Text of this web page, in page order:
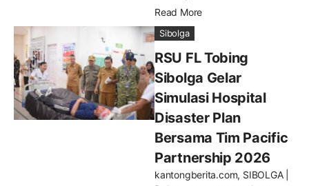
Read More
Sibolga
RSU FL Tobing
Sibolga Gelar
Simulasi Hospital
Disaster Plan
Bersama Tim Pacific
Partnership 2026
kantongberita.com, SIBOLGA |